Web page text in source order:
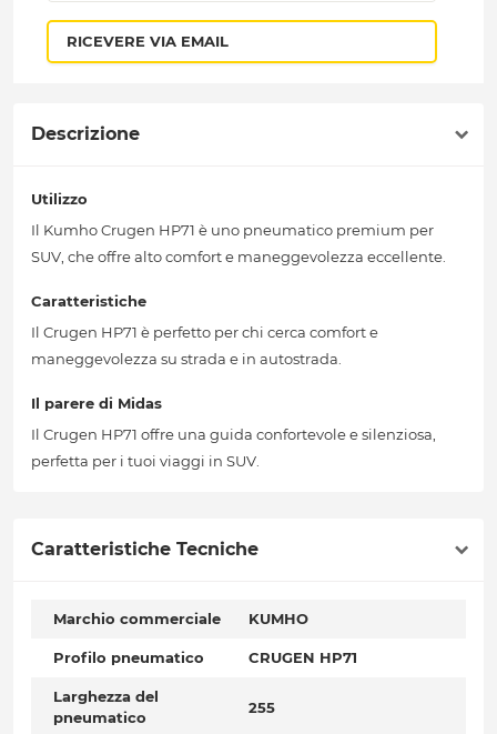
RICEVERE VIA EMAIL
Descrizione
Utilizzo
Il Kumho Crugen HP71 è uno pneumatico premium per
SUV, che offre alto comfort e maneggevolezza eccellente.
Caratteristiche
Il Crugen HP71 è perfetto per chi cerca comfort e
maneggevolezza su strada e in autostrada.
Il parere di Midas
Il Crugen HP71 offre una guida confortevole e silenziosa,
perfetta per i tuoi viaggi in SUV.
Caratteristiche Tecniche
Marchio commerciale KUMHO
Profilo pneumatico CRUGEN HP71
Larghezza del
pneumatico
255